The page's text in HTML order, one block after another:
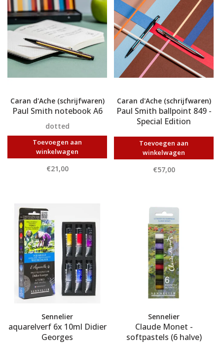
Caran d'Ache (schrijfwaren)
Paul Smith notebook A6
dotted
Toevoegen aan
winkelwagen
€21,00
Caran d'Ache (schrijfwaren)
Paul Smith ballpoint 849 -
Special Edition
Toevoegen aan
winkelwagen
€57,00
Sennelier
aquarelverf 6x 10ml Didier
Georges
Sennelier
Claude Monet -
softpastels (6 halve)